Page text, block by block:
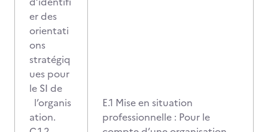
er des
orientati
ons
stratégiq
ues pour
le SI de
l’organis
ation.
E.1 Mise en situation
professionnelle : Pour le